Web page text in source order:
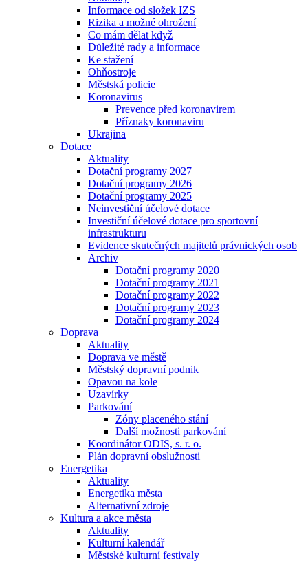
Informace od složek IZS
Rizika a možné ohrožení
Co mám dělat když
Důležité rady a informace
Ke stažení
Ohňostroje
Městská policie
Koronavirus
Prevence před koronavirem
Příznaky koronaviru
Ukrajina
Dotace
Aktuality
Dotační programy 2027
Dotační programy 2026
Dotační programy 2025
Neinvestiční účelové dotace
Investiční účelové dotace pro sportovní
infrastrukturu
Evidence skutečných majitelů právnických osob
Archiv
Dotační programy 2020
Dotační programy 2021
Dotační programy 2022
Dotační programy 2023
Dotační programy 2024
Doprava
Aktuality
Doprava ve městě
Městský dopravní podnik
Opavou na kole
Uzavírky
Parkování
Zóny placeného stání
Další možnosti parkování
Koordinátor ODIS, s. r. o.
Plán dopravní obslužnosti
Energetika
Aktuality
Energetika města
Alternativní zdroje
Kultura a akce města
Aktuality
Kulturní kalendář
Městské kulturní festivaly